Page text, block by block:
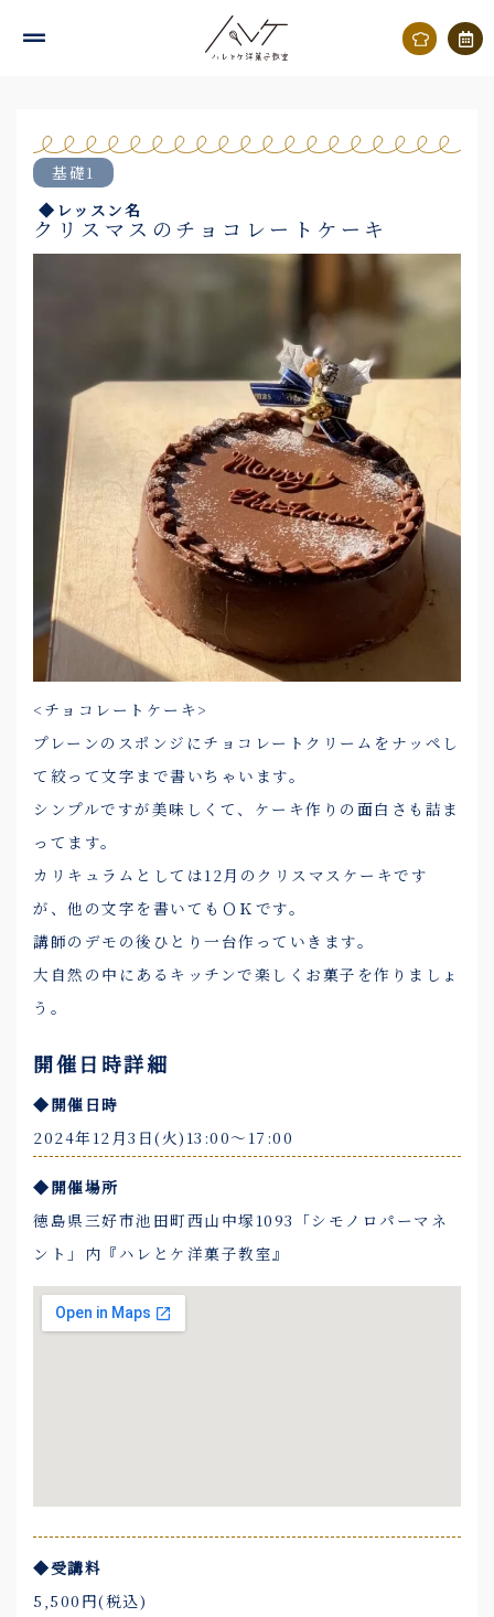
基礎1
◆レッスン名
クリスマスのチョコレートケーキ
<チョコレートケーキ>
プレーンのスポンジにチョコレートクリームをナッペし
て絞って文字まで書いちゃいます。
シンプルですが美味しくて、ケーキ作りの面白さも詰ま
ってます。
カリキュラムとしては12月のクリスマスケーキです
が、他の文字を書いてもＯＫです。
講師のデモの後ひとり一台作っていきます。
大自然の中にあるキッチンで楽しくお菓子を作りましょ
う。
開催日時詳細
◆開催日時
2024年12月3日(火)13:00〜17:00
◆開催場所
徳島県三好市池田町西山中塚1093「シモノロパーマネ
ント」内『ハレとケ洋菓子教室』
◆受講料
5,500円(税込)